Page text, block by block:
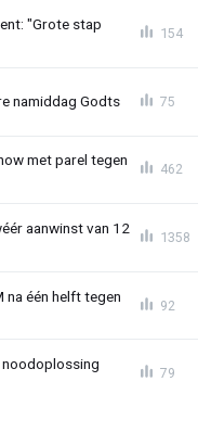
"Grote stap
154
namiddag Godts 75
met parel tegen
462
aanwinst van 12
1358
na één helft tegen
92
noodoplossing
79